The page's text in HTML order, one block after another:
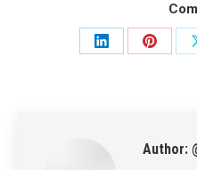
Share
Share
Author: